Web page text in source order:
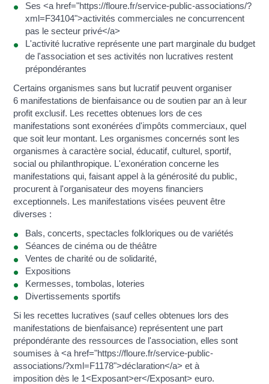
Ses <a href="https://floure.fr/service-public-associations/?
xml=F34104">activités commerciales ne concurrencent
pas le secteur privé</a>
L'activité lucrative représente une part marginale du budget
de l'association et ses activités non lucratives restent
prépondérantes
Certains organismes sans but lucratif peuvent organiser
6 manifestations de bienfaisance ou de soutien par an à leur
profit exclusif. Les recettes obtenues lors de ces
manifestations sont exonérées d'impôts commerciaux, quel
que soit leur montant. Les organismes concernés sont les
organismes à caractère social, éducatif, culturel, sportif,
social ou philanthropique. L'exonération concerne les
manifestations qui, faisant appel à la générosité du public,
procurent à l'organisateur des moyens financiers
exceptionnels. Les manifestations visées peuvent être
diverses :
Bals, concerts, spectacles folkloriques ou de variétés
Séances de cinéma ou de théâtre
Ventes de charité ou de solidarité,
Expositions
Kermesses, tombolas, loteries
Divertissements sportifs
Si les recettes lucratives (sauf celles obtenues lors des
manifestations de bienfaisance) représentent une part
prépondérante des ressources de l'association, elles sont
soumises à <a href="https://floure.fr/service-public-
associations/?xml=F1178">déclaration</a> et à
imposition dès le 1<Exposant>er</Exposant> euro.